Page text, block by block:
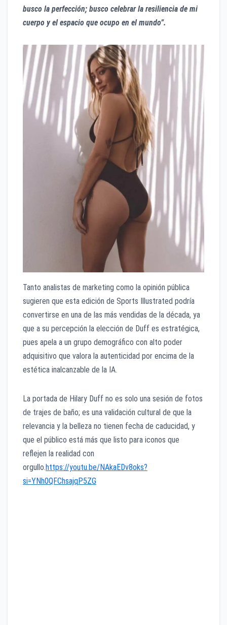
busco la perfección; busco celebrar la resiliencia de mi
cuerpo y el espacio que ocupo en el mundo”.
Tanto analistas de marketing como la opinión pública
sugieren que esta edición de Sports Illustrated podría
convertirse en una de las más vendidas de la década, ya
que a su percepción la elección de Duff es estratégica,
pues apela a un grupo demográfico con alto poder
adquisitivo que valora la autenticidad por encima de la
estética inalcanzable de la IA.
La portada de Hilary Duff no es solo una sesión de fotos
de trajes de baño; es una validación cultural de que la
relevancia y la belleza no tienen fecha de caducidad, y
que el público está más que listo para iconos que
reflejen la realidad con
orgullo.https://youtu.be/NAkaEDv8oks?
si=YNh0QFChsajqP5ZG